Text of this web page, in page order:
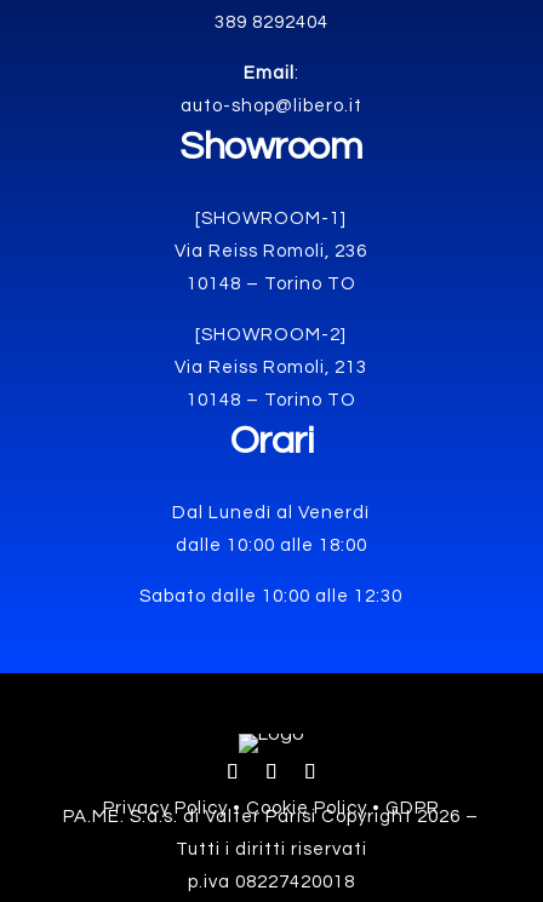
389 8292404
Email :
auto-shop@libero.it
Showroom
[SHOWROOM-1]
Via Reiss Romoli, 236
10148 – Torino TO
[SHOWROOM-2]
Via Reiss Romoli, 213
10148 – Torino TO
Orari
Dal Lunedì al Venerdì
dalle 10:00 alle 18:00
Sabato dalle 10:00 alle 12:30
Privacy Policy • Cookie Policy • GDPR
PA.ME. S.a.s. di Valter Parisi Copyright 2026 –
Tutti i diritti riservati
p.iva 08227420018